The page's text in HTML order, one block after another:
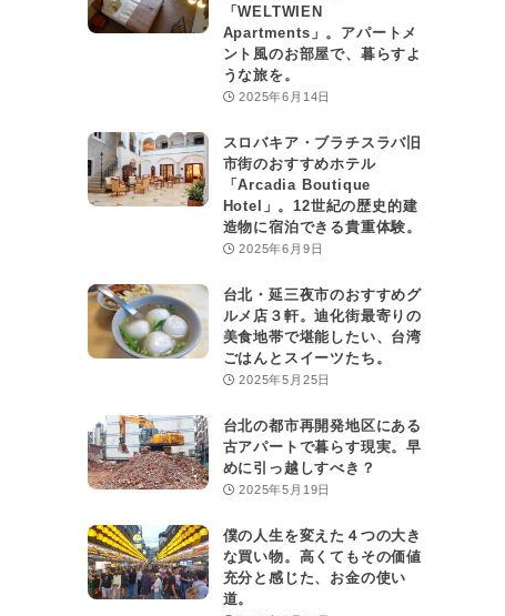
「WELTWIEN
Apartments」。アパートメ
ント風のお部屋で、暮らすよ
うな旅を。
2025年6月14日
スロバキア・ブラチスラバ旧
市街のおすすめホテル
「Arcadia Boutique
Hotel」。12世紀の歴史的建
造物に宿泊できる貴重体験。
2025年6月9日
台北・延三夜市のおすすめグ
ルメ店３軒。迪化街最寄りの
美食地帯で堪能したい、台湾
ごはんとスイーツたち。
2025年5月25日
台北の都市再開発地区にある
古アパートで暮らす現実。早
めに引っ越しすべき？
2025年5月19日
僕の人生を変えた４つの大き
な買い物。高くてもその価値
充分と感じた、お金の使い
道。